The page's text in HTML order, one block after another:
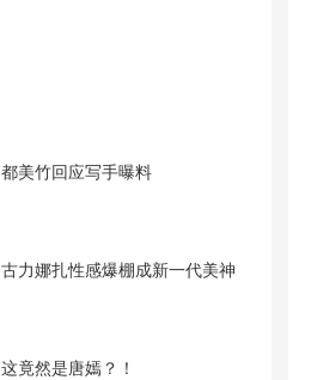
都美竹回应写手曝料
古力娜扎性感爆棚成新一代美神
这竟然是唐嫣？！